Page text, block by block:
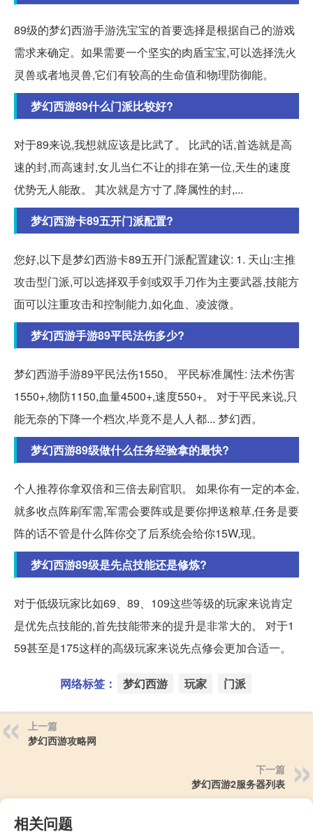
89级的梦幻西游手游洗宝宝的首要选择是根据自己的游戏
需求来确定。如果需要一个坚实的肉盾宝宝,可以选择洗火
灵兽或者地灵兽,它们有较高的生命值和物理防御能。
梦幻西游89什么门派比较好?
对于89来说,我想就应该是比武了。 比武的话,首选就是高
速的封,而高速封,女儿当仁不让的排在第一位,天生的速度
优势无人能敌。 其次就是方寸了,降属性的封,...
梦幻西游卡89五开门派配置?
您好,以下是梦幻西游卡89五开门派配置建议: 1. 天山:主推
攻击型门派,可以选择双手剑或双手刀作为主要武器,技能方
面可以注重攻击和控制能力,如化血、凌波微。
梦幻西游手游89平民法伤多少?
梦幻西游手游89平民法伤1550。 平民标准属性: 法术伤害
1550+,物防1150,血量4500+,速度550+。 对于平民来说,只
能无奈的下降一个档次,毕竟不是人人都... 梦幻西。
梦幻西游89级做什么任务经验拿的最快?
个人推荐你拿双倍和三倍去刷官职。 如果你有一定的本金,
就多收点阵刷军需,军需会要阵或是要你押送粮草,任务是要
阵的话不管是什么阵你交了后系统会给你15W,现。
梦幻西游89级是先点技能还是修炼?
对于低级玩家比如69、89、109这些等级的玩家来说肯定
是优先点技能的,首先技能带来的提升是非常大的。 对于1
59甚至是175这样的高级玩家来说先点修会更加合适一。
网络标签： 梦幻西游 玩家 门派
上一篇
梦幻西游攻略网
下一篇
梦幻西游2服务器列表
相关问题